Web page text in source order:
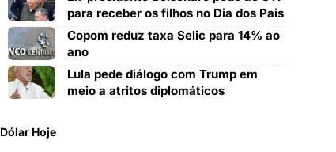
para receber os filhos no Dia dos Pais
Copom reduz taxa Selic para 14% ao
ano
Lula pede diálogo com Trump em
meio a atritos diplomáticos
Dólar Hoje